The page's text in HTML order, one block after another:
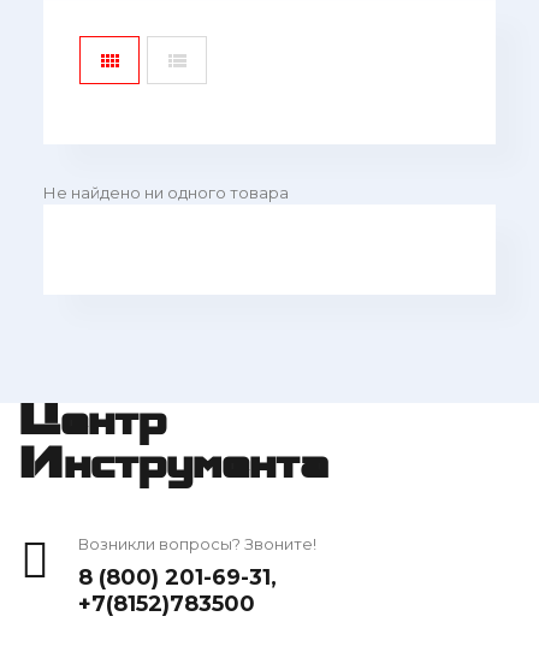
Не найдено ни одного товара
Центр
Инструмента
Возникли вопросы? Звоните!
8 (800) 201-69-31,
+7(8152)783500